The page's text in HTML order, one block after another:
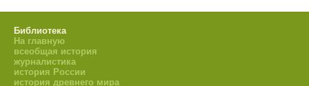
Библиотека
На главную
всеобщая история
журналистика
история России
история древнего мира